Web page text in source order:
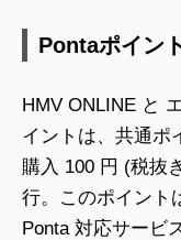
Pontaポイン
HMV ONLINE と
イントは、共通ポ
購入 100 円 (税抜
行。このポイント
Ponta 対応サービ